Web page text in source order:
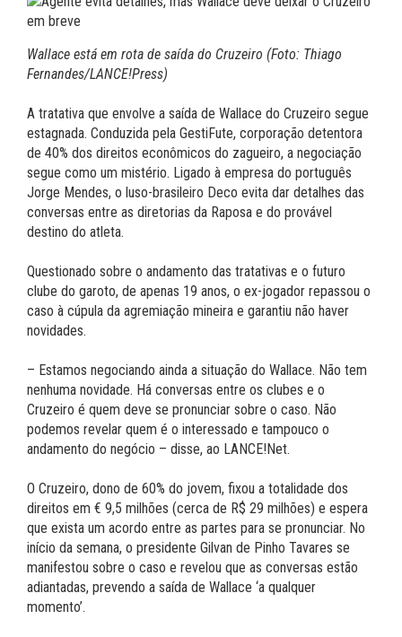
Wallace está em rota de saída do Cruzeiro (Foto: Thiago
Fernandes/LANCE!Press)
A tratativa que envolve a saída de Wallace do Cruzeiro segue
estagnada. Conduzida pela GestiFute, corporação detentora
de 40% dos direitos econômicos do zagueiro, a negociação
segue como um mistério. Ligado à empresa do português
Jorge Mendes, o luso-brasileiro Deco evita dar detalhes das
conversas entre as diretorias da Raposa e do provável
destino do atleta.
Questionado sobre o andamento das tratativas e o futuro
clube do garoto, de apenas 19 anos, o ex-jogador repassou o
caso à cúpula da agremiação mineira e garantiu não haver
novidades.
– Estamos negociando ainda a situação do Wallace. Não tem
nenhuma novidade. Há conversas entre os clubes e o
Cruzeiro é quem deve se pronunciar sobre o caso. Não
podemos revelar quem é o interessado e tampouco o
andamento do negócio – disse, ao LANCE!Net.
O Cruzeiro, dono de 60% do jovem, fixou a totalidade dos
direitos em € 9,5 milhões (cerca de R$ 29 milhões) e espera
que exista um acordo entre as partes para se pronunciar. No
início da semana, o presidente Gilvan de Pinho Tavares se
manifestou sobre o caso e revelou que as conversas estão
adiantadas, prevendo a saída de Wallace ‘a qualquer
momento’.